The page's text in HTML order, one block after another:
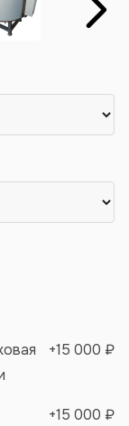
Вперёд
+15 000 ₽
+15 000 ₽